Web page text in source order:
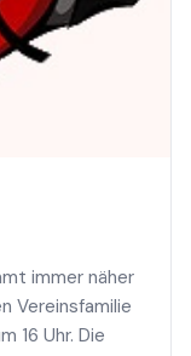
immer näher
Vereinsfamilie
16 Uhr. Die